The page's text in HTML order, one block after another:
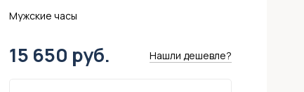
Мужские часы
15 650 руб. Нашли дешевле?